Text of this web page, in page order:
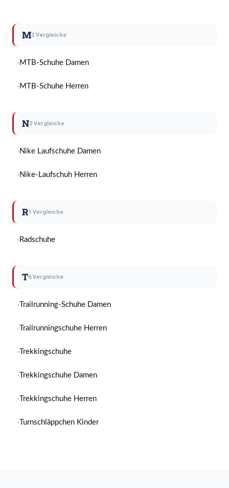
M2 Vergleiche
MTB-Schuhe Damen
MTB-Schuhe Herren
N2 Vergleiche
Nike Laufschuhe Damen
Nike-Laufschuh Herren
R1 Vergleiche
Radschuhe
T6 Vergleiche
Trailrunning-Schuhe Damen
Trailrunningschuhe Herren
Trekkingschuhe
Trekkingschuhe Damen
Trekkingschuhe Herren
Turnschläppchen Kinder